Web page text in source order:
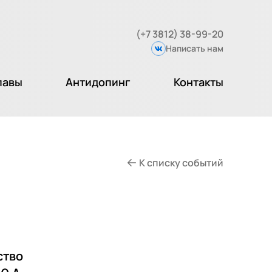
(+7 3812) 38-99-20
Вконтакте
Написать нам
Антидопинг Контакты
К списку событий